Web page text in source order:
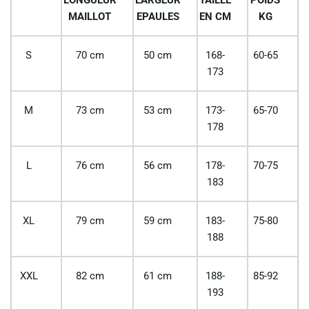
MAILLOT
EPAULES
EN CM
KG
S 70 cm 50 cm
168-
173
60-65
M 73 cm 53 cm
173-
178
65-70
L 76 cm 56 cm
178-
183
70-75
XL 79 cm 59 cm
183-
188
75-80
XXL 82 cm 61 cm
188-
193
85-92